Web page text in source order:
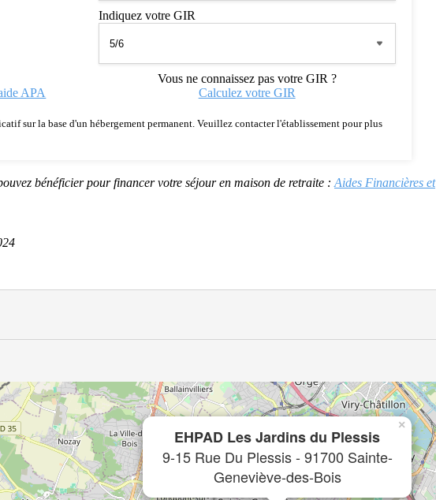
APA
Indiquez votre GIR
Vous ne connaissez pas votre GIR ?
Calculez votre GIR
sur la base d'un hébergement permanent. Veuillez contacter l'établissement pour plus
bénéficier pour financer votre séjour en maison de retraite : Aides Financières et
EHPAD Les Jardins du Plessis
9-15 Rue Du Plessis - 91700 Sainte-
Geneviève-des-Bois
×